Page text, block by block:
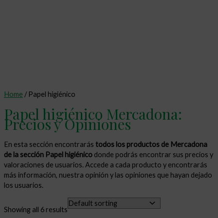
Home / Papel higiénico
Papel higiénico Mercadona:
Precios y Opiniones
En esta sección encontrarás todos los productos de Mercadona
de la sección Papel higiénico donde podrás encontrar sus precios y
valoraciones de usuarios. Accede a cada producto y encontrarás
más información, nuestra opinión y las opiniones que hayan dejado
los usuarios.
Showing all 6 results